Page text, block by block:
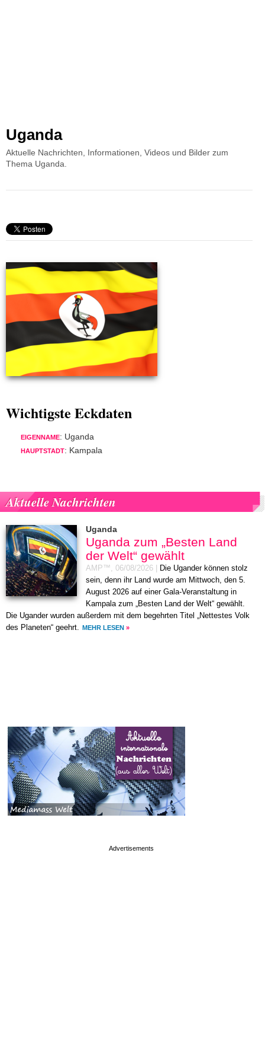
Uganda
Aktuelle Nachrichten, Informationen, Videos und Bilder zum
Thema Uganda.
Wichtigste Eckdaten
EIGENNAME: Uganda
HAUPTSTADT: Kampala
Aktuelle Nachrichten
Uganda
Uganda zum „Besten Land
der Welt“ gewählt
AMP™, 06/08/2026
Die Ugander können stolz
sein, denn ihr Land wurde am Mittwoch, den 5.
August 2026 auf einer Gala-Veranstaltung in
Kampala zum „Besten Land der Welt“ gewählt.
Die Ugander wurden außerdem mit dem begehrten Titel „Nettestes Volk
des Planeten“ geehrt.
MEHR LESEN »